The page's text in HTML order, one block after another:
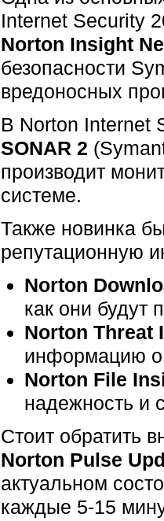
Internet Security
Norton Insight
безопасности
вредоносных
В Norton Internet
SONAR 2
производит
системе.
Также новинка
репутационную
Norton
как они будут
Norton Threat
информацию о
Norton File
надежность и
Стоит обратить
Norton Pulse
актуальном
каждые 5-15